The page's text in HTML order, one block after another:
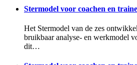
Stermodel voor coachen en
Het Stermodel van de zes
bruikbaar analyse- en werkmodel
dit…